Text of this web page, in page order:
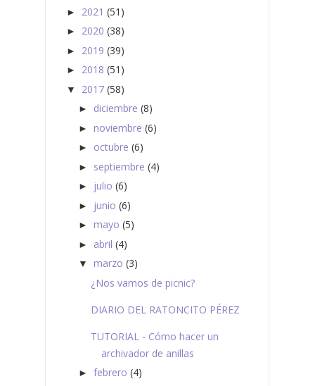
► 2021 (51)
► 2020 (38)
► 2019 (39)
► 2018 (51)
▼ 2017 (58)
► diciembre (8)
► noviembre (6)
► octubre (6)
► septiembre (4)
► julio (6)
► junio (6)
► mayo (5)
► abril (4)
▼ marzo (3)
¿Nos vamos de picnic?
DIARIO DEL RATONCITO PÉREZ
TUTORIAL - Cómo hacer un
archivador de anillas
► febrero (4)